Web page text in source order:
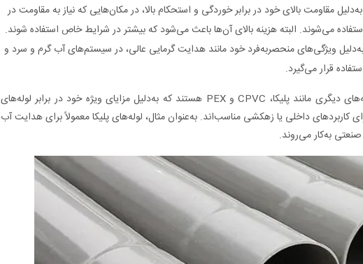
مقاومت بالای خود در برابر خوردگی و استحکام بالا، در مکان‌هایی که نیاز به مقاومت در
می‌شوند. البته هزینه بالای آن‌ها باعث می‌شود که بیشتر در شرایط خاص استفاده شوند.
ویژگی‌های منحصربه‌فرد خود مانند هدایت گرمایی عالی، در سیستم‌های آب گرم و سرد و
قرار می‌گیرد.
در طرف مقابل، لوله‌های پلاستیکی گزینه‌های دیگری مانند پلیکا، CPVC و PEX هستند که به‌دلیل مزایای ویژه خود در برابر لوله‌های
کاربردهای داخلی یا زهکشی مناسب‌اند. به‌عنوان مثال، لوله‌های پلیکا معمولاً برای هدایت آب
به‌کار می‌روند.